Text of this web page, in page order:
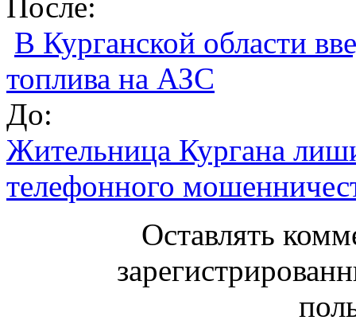
В Курганской области
топлива на АЗС
До:
Жительница Кургана
телефонного
Оставлять